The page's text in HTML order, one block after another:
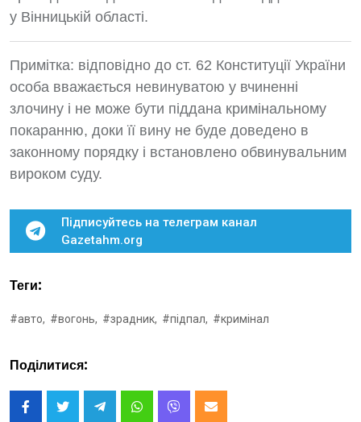
у Вінницькій області.
Примітка: відповідно до ст. 62 Конституції України
особа вважається невинуватою у вчиненні
злочину і не може бути піддана кримінальному
покаранню, доки її вину не буде доведено в
законному порядку і встановлено обвинувальним
вироком суду.
Підписуйтесь на телеграм канал
Gazetahm.org
Теги:
#авто, #вогонь, #зрадник, #підпал, #кримінал
Поділитися: